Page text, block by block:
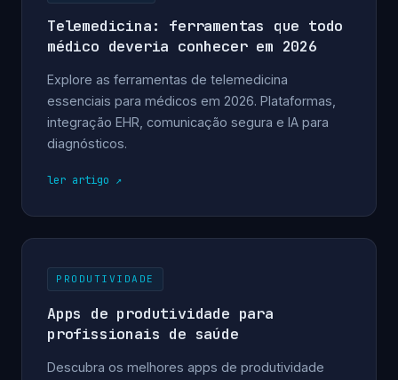
Telemedicina: ferramentas que todo
médico deveria conhecer em 2026
Explore as ferramentas de telemedicina
essenciais para médicos em 2026. Plataformas,
integração EHR, comunicação segura e IA para
diagnósticos.
ler artigo
PRODUTIVIDADE
Apps de produtividade para
profissionais de saúde
Descubra os melhores apps de produtividade